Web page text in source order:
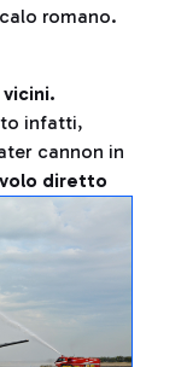
romano.
vicini.
infatti,
cannon in
diretto